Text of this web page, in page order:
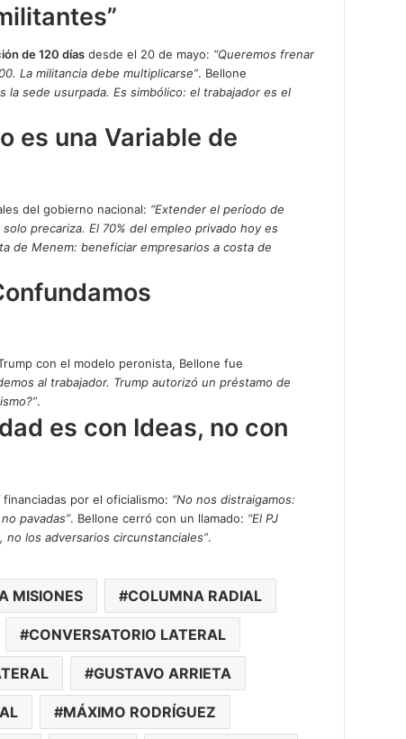
de 120 días desde el 20 de mayo: “Queremos frenar
La militancia debe multiplicarse”. Bellone
la sede usurpada. Es simbólico: el trabajador es el
es una Variable de
del gobierno nacional: “Extender el período de
precariza. El 70% del empleo privado hoy es
de Menem: beneficiar empresarios a costa de
con el modelo peronista, Bellone fue
al trabajador. Trump autorizó un préstamo de
.
es con Ideas, no con
financiadas por el oficialismo: “No nos distraigamos:
pavadas”. Bellone cerró con un llamado: “El PJ
los adversarios circunstanciales”.
MISIONES COLUMNA RADIAL
CONVERSATORIO LATERAL
GUSTAVO ARRIETA
MÁXIMO RODRÍGUEZ